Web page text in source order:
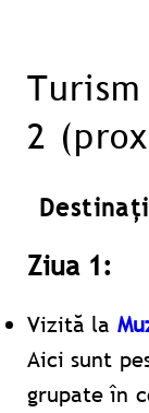
2
Ziua 1:
Vizită la
Aici sunt
grupate în